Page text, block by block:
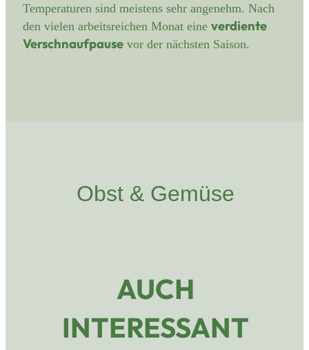
Temperaturen sind meistens sehr angenehm. Nach
den vielen arbeitsreichen Monat eine verdiente
Verschnaufpause vor der nächsten Saison.
Obst & Gemüse
AUCH
INTERESSANT